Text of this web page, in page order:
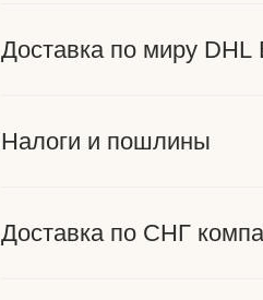
Доставка по миру DHL
Налоги и пошлины
Доставка по СНГ